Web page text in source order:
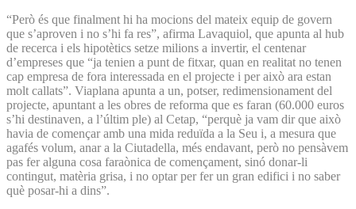
“Però és que finalment hi ha mocions del mateix equip de govern
que s’aproven i no s’hi fa res”, afirma Lavaquiol, que apunta al hub
de recerca i els hipotètics setze milions a invertir, el centenar
d’empreses que “ja tenien a punt de fitxar, quan en realitat no tenen
cap empresa de fora interessada en el projecte i per això ara estan
molt callats”. Viaplana apunta a un, potser, redimensionament del
projecte, apuntant a les obres de reforma que es faran (60.000 euros
s’hi destinaven, a l’últim ple) al Cetap, “perquè ja vam dir que això
havia de començar amb una mida reduïda a la Seu i, a mesura que
agafés volum, anar a la Ciutadella, més endavant, però no pensàvem
pas fer alguna cosa faraònica de començament, sinó donar-li
contingut, matèria grisa, i no optar per fer un gran edifici i no saber
què posar-hi a dins”.